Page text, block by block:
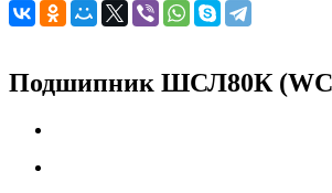
Подшипник ШСЛ80К